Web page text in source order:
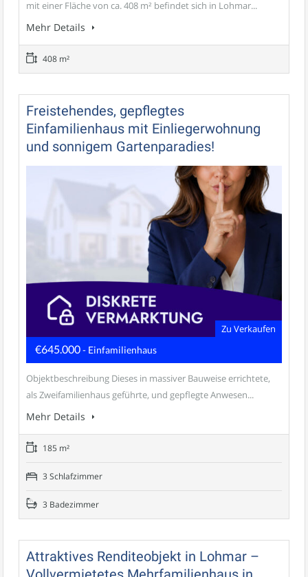
mit einer Fläche von ca. 408 m² befindet sich in Lohmar...
Mehr Details
408 m²
Freistehendes, gepflegtes
Einfamilienhaus mit Einliegerwohnung
und sonnigem Gartenparadies!
Zu Verkaufen
€645.000- Einfamilienhaus
Objektbeschreibung Dieses in massiver Bauweise errichtete,
als Zweifamilienhaus geführte, und gepflegte Anwesen...
Mehr Details
185 m²
3 Schlafzimmer
3 Badezimmer
Attraktives Renditeobjekt in Lohmar –